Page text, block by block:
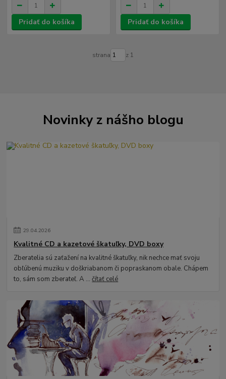
Pridať do košíka Pridať do košíka
strana z 1
Novinky z nášho blogu
29.04.2026
Kvalitné CD a kazetové škatuľky, DVD boxy
Zberatelia sú zaťažení na kvalitné škatuľky, nik nechce mať svoju
obľúbenú muziku v doškriabanom či popraskanom obale. Chápem
to, sám som zberateľ. A ...čítať celé